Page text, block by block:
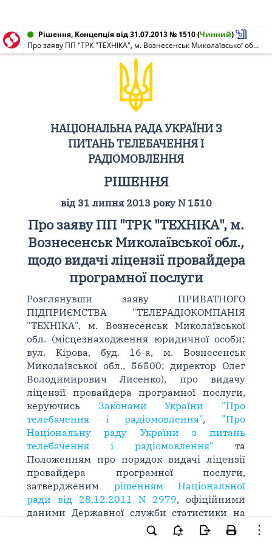
Рішення, Концепція від 31.07.2013 № 1510(Чинний)
Про заяву ПП "ТРК "ТЕХНІКА", м. Вознесенськ Миколаївської обл., щодо видачі ліцензії провайдера програмної послуги
НАЦІОНАЛЬНА РАДА УКРАЇНИ З
ПИТАНЬ ТЕЛЕБАЧЕННЯ І
РАДІОМОВЛЕННЯ
РІШЕННЯ
від 31 липня 2013 року N 1510
Про заяву ПП "ТРК "ТЕХНІКА", м.
Вознесенськ Миколаївської обл.,
щодо видачі ліцензії провайдера
програмної послуги
Розглянувши заяву ПРИВАТНОГО
ПІДПРИЄМСТВА "ТЕЛЕРАДІОКОМПАНІЯ
"ТЕХНІКА", м. Вознесенськ Миколаївської
обл. (місцезнаходження юридичної особи:
вул. Кірова, буд. 16-а, м. Вознесенськ
Миколаївської обл., 56500; директор Олег
Володимирович Лисенко), про видачу
ліцензії провайдера програмної послуги,
керуючись Законами України "Про
телебачення і радіомовлення", "Про
Національну раду України з питань
телебачення і радіомовлення" та
Положенням про порядок видачі ліцензії
провайдера програмної послуги,
затвердженим рішенням Національної
ради від 28.12.2011 N 2979, офіційними
даними Державної служби статистики на
01.01.2013 (чисельність наявного
населення України), Національна рада